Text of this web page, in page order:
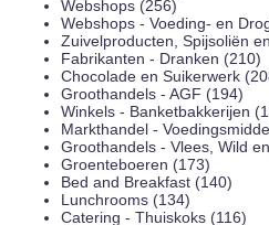
Webshops (256)
Webshops - Voeding- en
Zuivelproducten, Spijsoliën
Fabrikanten - Dranken (210)
Chocolade en Suikerwerk
Groothandels - AGF (194)
Winkels - Banketbakkerijen
Markthandel -
Groothandels - Vlees, Wild
Groenteboeren (173)
Bed and Breakfast (140)
Lunchrooms (134)
Catering - Thuiskoks (116)